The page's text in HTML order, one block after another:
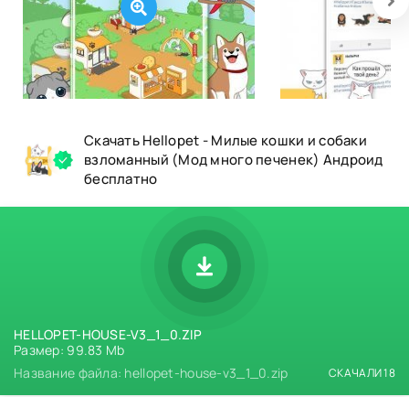
Скачать Hellopet - Милые кошки и собаки
взломанный (Мод много печенек) Андроид
бесплатно
HELLOPET-HOUSE-V3_1_0.ZIP
Размер: 99.83 Mb
Название файла: hellopet-house-v3_1_0.zip
СКАЧАЛИ 18